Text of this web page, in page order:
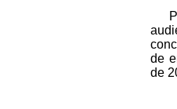
de
de